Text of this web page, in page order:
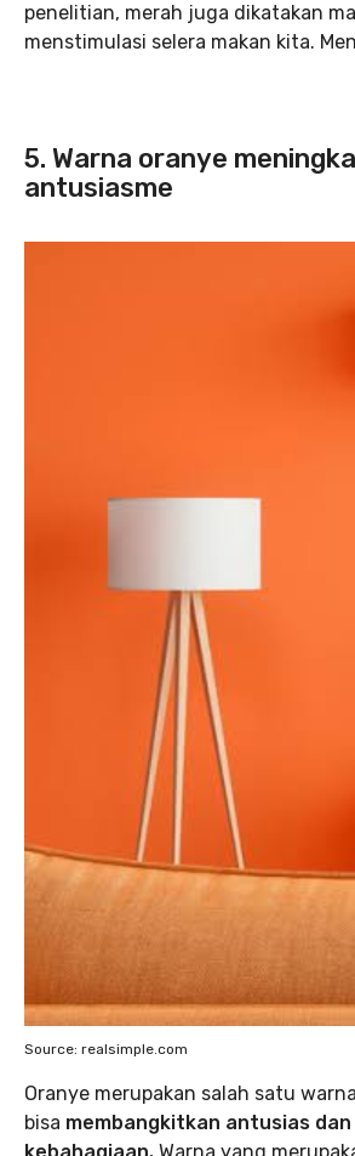
penelitian, merah juga dikatakan
menstimulasi selera makan kita.
5. Warna oranye
antusiasme
Source: realsimple.com
Oranye merupakan salah satu
bisa membangkitkan antusias